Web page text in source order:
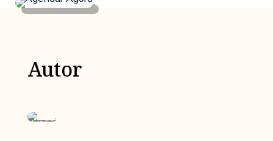
Autor